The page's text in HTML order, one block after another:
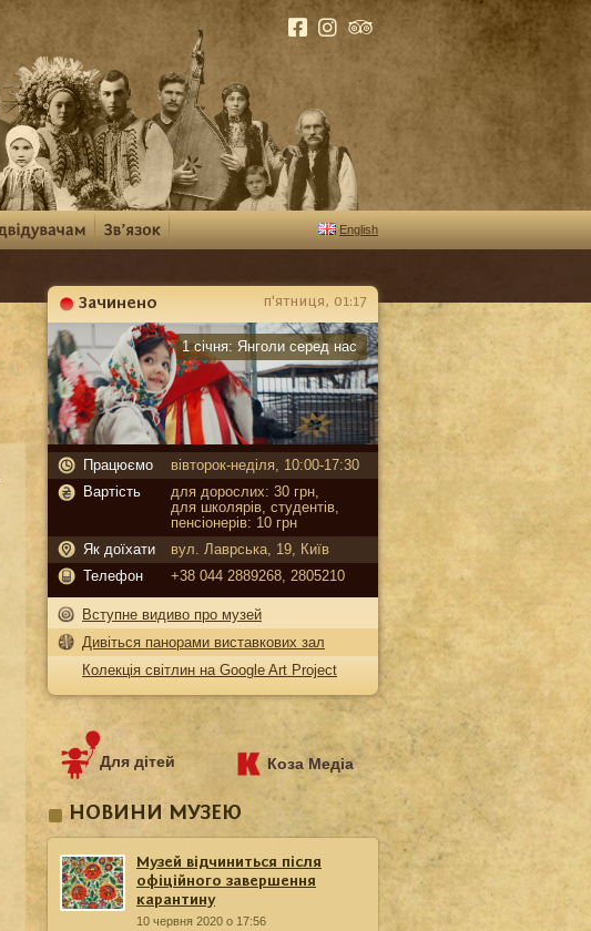
English
Зачинено
Карантин
п'ятниця, 01:17
1 січня: Янголи серед нас
Працюємо
вівторок-неділя, 10:00-17:30
Вартість
для дорослих: 30 грн,
для школярів, студентів,
пенсіонерів: 10 грн
Як доїхати
вул. Лаврська, 19, Київ
Телефон
+38 044 2889268, 2805210
Вступне видиво про музей
Дивіться панорами виставкових зал
Колекція світлин на Google Art Project
Для дітей Коза Медіа
НОВИНИ МУЗЕЮ
Музей відчиниться після
офіційного завершення
карантину
10 червня 2020 о 17:56